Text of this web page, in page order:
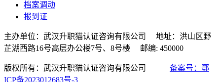
档案调动
报到证
主办单位：武汉升职猫认证咨询有限公司 地址：洪山区野
芷湖西路16号高层办公楼7号、8号楼 邮编: 450000
版权所有：武汉升职猫认证咨询有限公司 备案号：鄂
ICP备2023012683号-3